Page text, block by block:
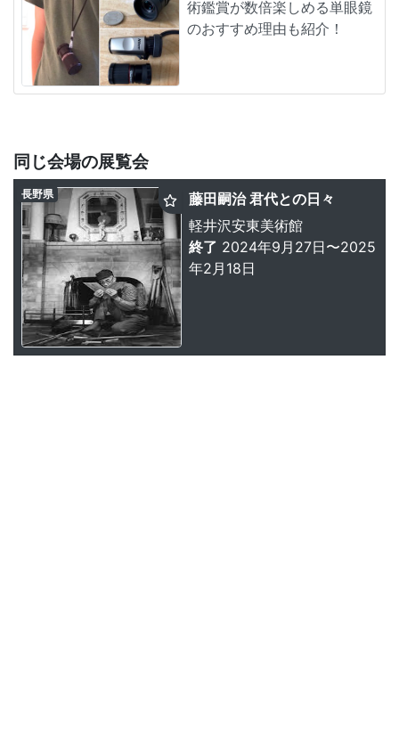
術鑑賞が数倍楽しめる単眼鏡
のおすすめ理由も紹介！
同じ会場の展覧会
藤田嗣治 君代との日々
軽井沢安東美術館
終了 2024年9月27日〜2025
年2月18日
長野県